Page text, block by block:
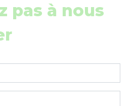
pas à nous